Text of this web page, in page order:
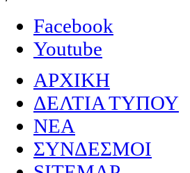
Facebook
Youtube
ΑΡΧΙΚΗ
ΔΕΛΤΙΑ ΤΥΠΟΥ
NEA
ΣΥΝΔΕΣΜΟΙ